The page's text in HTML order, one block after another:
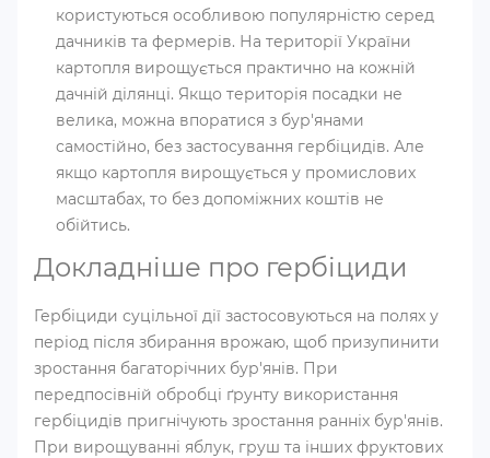
користуються особливою популярністю серед
дачників та фермерів. На території України
картопля вирощується практично на кожній
дачній ділянці. Якщо територія посадки не
велика, можна впоратися з бур'янами
самостійно, без застосування гербіцидів. Але
якщо картопля вирощується у промислових
масштабах, то без допоміжних коштів не
обійтись.
Докладніше про гербіциди
Гербіциди суцільної дії застосовуються на полях у
період після збирання врожаю, щоб призупинити
зростання багаторічних бур'янів. При
передпосівній обробці ґрунту використання
гербіцидів пригнічують зростання ранніх бур'янів.
При вирощуванні яблук, груш та інших фруктових